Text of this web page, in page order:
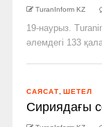
TuranInform KZ
19-наурыз.
әлемдегі 133
САЯСАТ ШЕТЕЛ
Сириядағы